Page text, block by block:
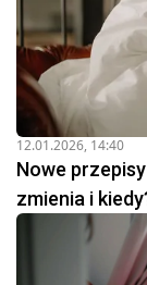
12.01.2026, 14:40
Nowe
zmienia i